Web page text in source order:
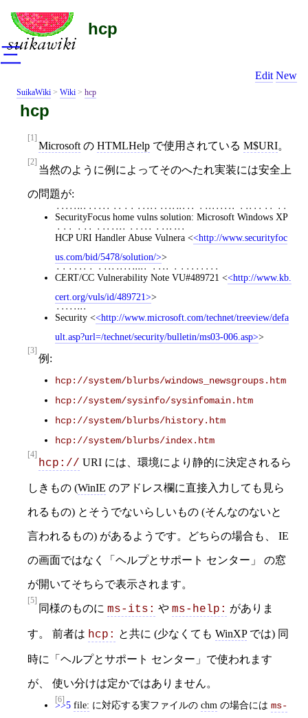
hcp
Edit New
SuikaWiki > Wiki > hcp
hcp
[1]
Microsoft の HTMLHelp で使用されている M$URI。
[2]
当然のように例によってそのへたれ実装には安全上
の問題が:
SecurityFocus home vulns solution: Microsoft Windows XP
HCP URI Handler Abuse Vulnera < http://www.securityfoc
us.com/bid/5478/solution/ >
CERT/CC Vulnerability Note VU#489721 < http://www.kb.
cert.org/vuls/id/489721
>
Security < http://www.microsoft.com/technet/treeview/defa
ult.asp?url=/technet/security/bulletin/ms03-006.asp >
[3]
例:
hcp://system/blurbs/windows_newsgroups.htm
hcp://system/sysinfo/sysinfomain.htm
hcp://system/blurbs/history.htm
hcp://system/blurbs/index.htm
[4]
hcp:// URI には、環境により静的に決定されるら
しきもの (WinIE のアドレス欄に直接入力しても見ら
れるもの) とそうでないらしいもの (そんなのないと
言われるもの) があるようです。どちらの場合も、 IE
の画面ではなく「ヘルプとサポート センター」 の窓
が開いてそちらで表示されます。
[5]
同様のものに ms-its: や ms-help: がありま
す。 前者は hcp: と共に (少なくても WinXPでは) 同
時に「ヘルプとサポート センター」で使われます
が、 使い分けは定かではありません。
[6]
>>5 file: に対応する実ファイルの chm の場合には ms-
三